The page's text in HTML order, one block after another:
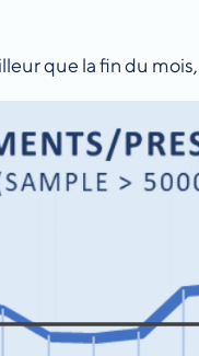
que la fin du